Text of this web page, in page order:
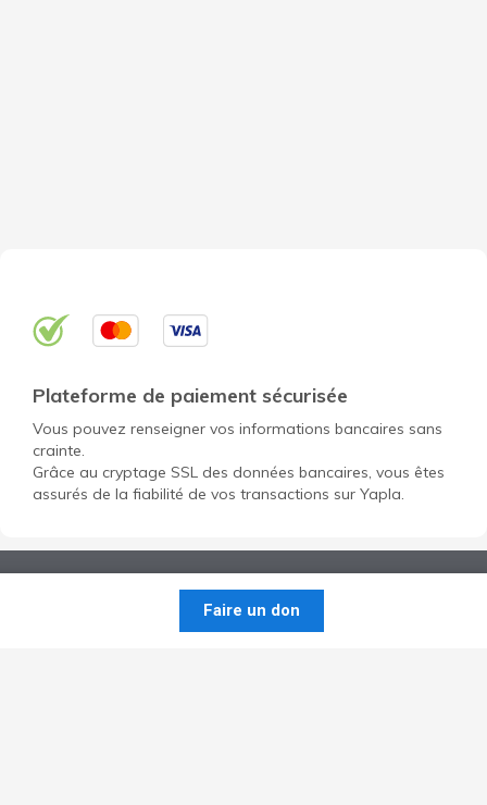
Faire un don
Plateforme de paiement sécurisée
Vous pouvez renseigner vos informations bancaires sans
crainte.
Grâce au cryptage SSL des données bancaires, vous êtes
assurés de la fiabilité de vos transactions sur Yapla.